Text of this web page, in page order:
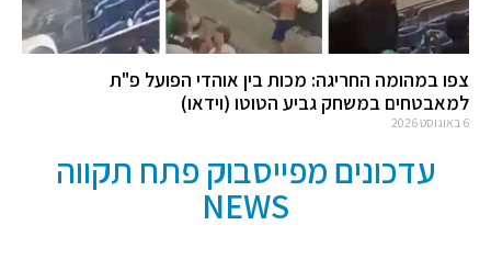
צפו במהומה החריגה: מכות בין אוהדי הפועל פ"ת
למאבטחים במשחק גביע הטוטו (וידאו)
6 באוגוסט 2026
עדכונים מפייסבוק פתח תקווה
NEWS